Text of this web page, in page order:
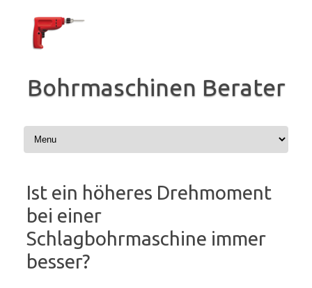
springen
Bohrmaschinen Berater
Ist ein höheres Drehmoment
bei einer
Schlagbohrmaschine immer
besser?